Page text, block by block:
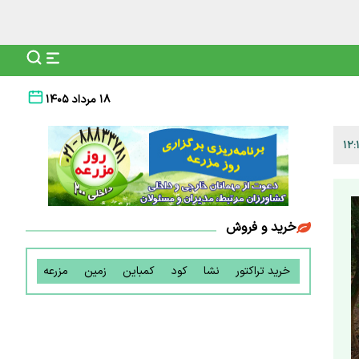
۱۸ مرداد ۱۴۰۵
خرید و فروش
خرید تراکتور نشا کود کمباین زمین مزرعه